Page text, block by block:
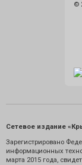
©
Сетевое издание
Зарегистрировано
информационных
марта 2015 года,